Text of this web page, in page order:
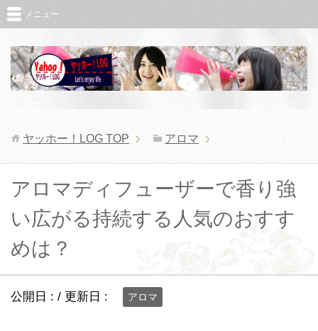
メニュー
ヤッホー！LOG TOP アロマ
アロマディフューザーで香り強
い広がる持続する人気のおすす
めは？
公開日 : / 更新日 : アロマ